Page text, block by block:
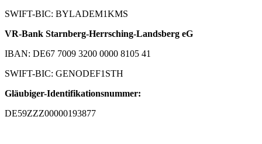
SWIFT-BIC: BYLADEM1KMS
VR-Bank Starnberg-Herrsching-Landsberg eG
IBAN: DE67 7009 3200 0000 8105 41
SWIFT-BIC: GENODEF1STH
Gläubiger-Identifikationsnummer:
DE59ZZZ00000193877